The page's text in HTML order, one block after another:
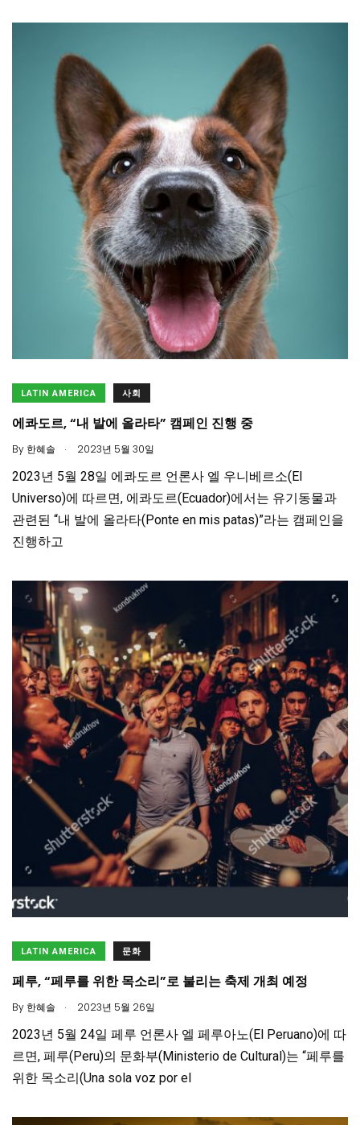
LATIN AMERICA 사회
에콰도르, “내 발에 올라타” 캠페인 진행 중
By 한혜솔 . 2023년 5월 30일
2023년 5월 28일 에콰도르 언론사 엘 우니베르소(El
Universo)에 따르면, 에콰도르(Ecuador)에서는 유기동물과
관련된 “내 발에 올라타(Ponte en mis patas)”라는 캠페인을
진행하고
LATIN AMERICA 문화
페루, “페루를 위한 목소리”로 불리는 축제 개최 예정
By 한혜솔 . 2023년 5월 26일
2023년 5월 24일 페루 언론사 엘 페루아노(El Peruano)에 따
르면, 페루(Peru)의 문화부(Ministerio de Cultural)는 “페루를
위한 목소리(Una sola voz por el